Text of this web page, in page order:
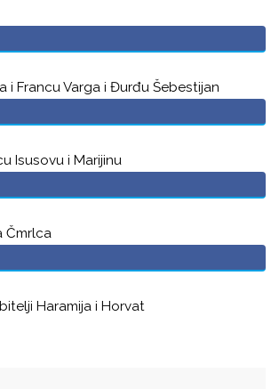
i Francu Varga i Đurđu Šebestijan
Isusovu i Marijinu
Čmrlca
Haramija i Horvat